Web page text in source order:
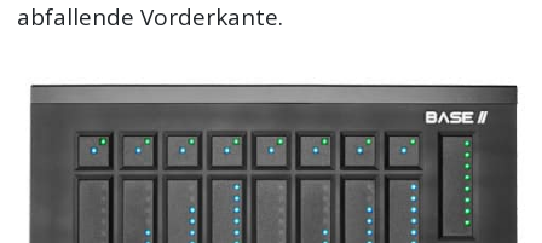
abfallende Vorderkante.